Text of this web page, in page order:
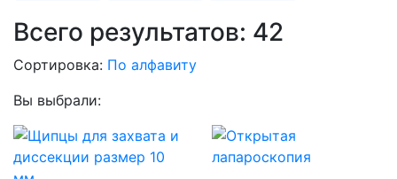
Всего результатов: 42
Сортировка: По алфавиту
Вы выбрали: